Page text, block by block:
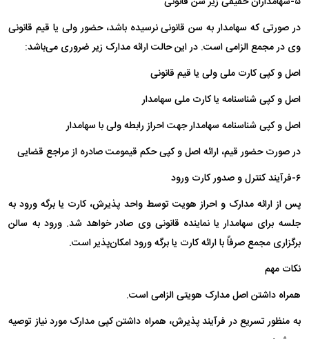
در صورتی که سهامدار به سن قانونی نرسیده باشد، حضور ولی یا قیم قانونی
وی در مجمع الزامی است. در این حالت ارائه مدارک زیر ضروری می‌باشد:
اصل و کپی کارت ملی ولی یا قیم قانونی
اصل و کپی شناسنامه یا کارت ملی سهامدار
اصل و کپی شناسنامه سهامدار جهت احراز رابطه ولی با سهامدار
در صورت حضور قیم، ارائه اصل و کپی حکم قیمومت صادره از مراجع قضایی
۶-فرآیند کنترل و صدور کارت ورود
پس از ارائه مدارک و احراز هویت توسط واحد پذیرش، کارت یا برگه ورود به
جلسه برای سهامدار یا نماینده قانونی وی صادر خواهد شد. ورود به سالن
برگزاری مجمع صرفاً با ارائه کارت یا برگه ورود امکان‌پذیر است.
نکات مهم
همراه داشتن اصل مدارک هویتی الزامی است.
به منظور تسریع در فرآیند پذیرش، همراه داشتن کپی مدارک مورد نیاز توصیه